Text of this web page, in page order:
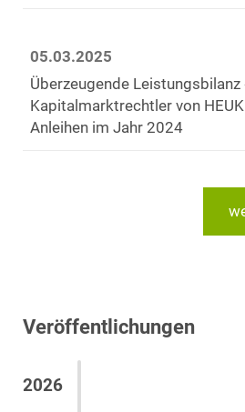
05.03.2025
Überzeugende Leistungsbilanz
Kapitalmarktrechtler von
Anleihen im Jahr 2024
Veröffentlichungen
2026